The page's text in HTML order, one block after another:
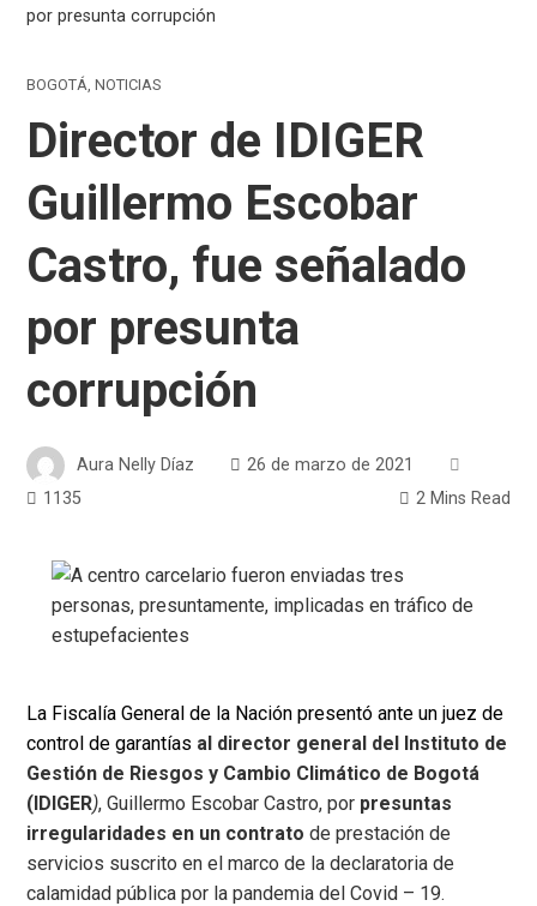
por presunta corrupción
BOGOTÁ ,NOTICIAS
Director de IDIGER
Guillermo Escobar
Castro, fue señalado
por presunta
corrupción
Aura Nelly Díaz
26 de marzo de 2021
1135
2 Mins Read
La Fiscalía General de la Nación presentó ante un juez de
control de garantías al director general del Instituto de
Gestión de Riesgos y Cambio Climático de Bogotá
(IDIGER), Guillermo Escobar Castro, por presuntas
irregularidades en un contrato de prestación de
servicios suscrito en el marco de la declaratoria de
calamidad pública por la pandemia del Covid – 19.